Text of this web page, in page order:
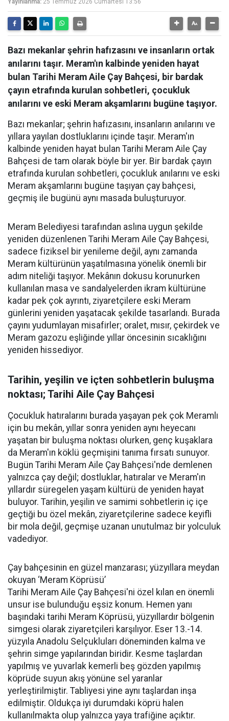
Yayınlanma: 25 Temmuz 2026 Cumartesi 13:56
Bazı mekanlar şehrin hafızasını ve insanların ortak
anılarını taşır. Meram'ın kalbinde yeniden hayat
bulan Tarihi Meram Aile Çay Bahçesi, bir bardak
çayın etrafında kurulan sohbetleri, çocukluk
anılarını ve eski Meram akşamlarını bugüne taşıyor.
Bazı mekanlar; şehrin hafızasını, insanların anılarını ve
yıllara yayılan dostluklarını içinde taşır. Meram'ın
kalbinde yeniden hayat bulan Tarihi Meram Aile Çay
Bahçesi de tam olarak böyle bir yer. Bir bardak çayın
etrafında kurulan sohbetleri, çocukluk anılarını ve eski
Meram akşamlarını bugüne taşıyan çay bahçesi,
geçmiş ile bugünü aynı masada buluşturuyor.
Meram Belediyesi tarafından aslına uygun şekilde
yeniden düzenlenen Tarihi Meram Aile Çay Bahçesi,
sadece fiziksel bir yenileme değil, aynı zamanda
Meram kültürünün yaşatılmasına yönelik önemli bir
adım niteliği taşıyor. Mekânın dokusu korunurken
kullanılan masa ve sandalyelerden ikram kültürüne
kadar pek çok ayrıntı, ziyaretçilere eski Meram
günlerini yeniden yaşatacak şekilde tasarlandı. Burada
çayını yudumlayan misafirler; oralet, mısır, çekirdek ve
Meram gazozu eşliğinde yıllar öncesinin sıcaklığını
yeniden hissediyor.
Tarihin, yeşilin ve içten sohbetlerin buluşma
noktası; Tarihi Aile Çay Bahçesi
Çocukluk hatıralarını burada yaşayan pek çok Meramlı
için bu mekân, yıllar sonra yeniden aynı heyecanı
yaşatan bir buluşma noktası olurken, genç kuşaklara
da Meram'ın köklü geçmişini tanıma fırsatı sunuyor.
Bugün Tarihi Meram Aile Çay Bahçesi'nde demlenen
yalnızca çay değil; dostluklar, hatıralar ve Meram'ın
yıllardır süregelen yaşam kültürü de yeniden hayat
buluyor. Tarihin, yeşilin ve samimi sohbetlerin iç içe
geçtiği bu özel mekân, ziyaretçilerine sadece keyifli
bir mola değil, geçmişe uzanan unutulmaz bir yolculuk
vadediyor.
Çay bahçesinin en güzel manzarası; yüzyıllara meydan
okuyan ‘Meram Köprüsü’
Tarihi Meram Aile Çay Bahçesi'ni özel kılan en önemli
unsur ise bulunduğu eşsiz konum. Hemen yanı
başındaki tarihi Meram Köprüsü, yüzyıllardır bölgenin
simgesi olarak ziyaretçileri karşılıyor. Eser 13.-14.
yüzyıla Anadolu Selçukluları döneminden kalma ve
şehrin simge yapılarından biridir. Kesme taşlardan
yapılmış ve yuvarlak kemerli beş gözden yapılmış
köprüde suyun akış yönüne sel yaranlar
yerleştirilmiştir. Tabliyesi yine aynı taşlardan inşa
edilmiştir. Oldukça iyi durumdaki köprü halen
kullanılmakta olup yalnızca yaya trafiğine açıktır.